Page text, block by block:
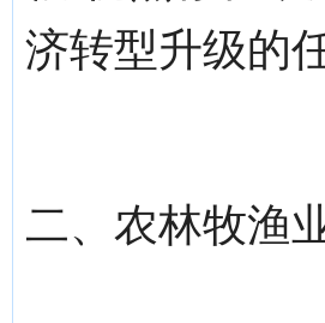
济转型升级的
二、农林牧渔